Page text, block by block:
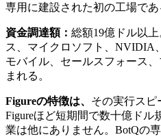
専用に建設された初の工場であ
資金調達額： 総額19億ドル以
ス、マイクロソフト、NVIDIA
モバイル、セールスフォース
まれる。
Figureの特徴は、 その実行スピ
Figureほど短期間で数十億ドル
業は他にありません。BotQの